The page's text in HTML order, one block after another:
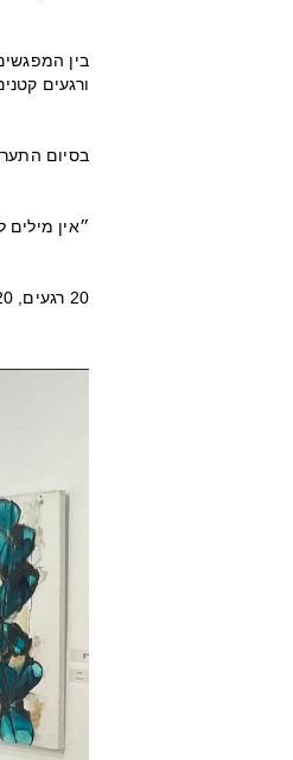
בין
ורגעים
בסיום
״אין מילים
20 רגעים, 20 תמונות—ששוות לא פחות מ־20 אלף מילים״.